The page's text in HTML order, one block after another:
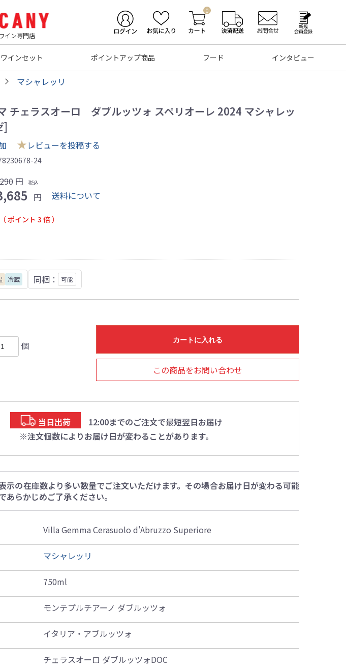
イン専門店
0
ワインセット ポイントアップ商品 フード インタビュー
マシャレッリ
チェラスオーロ ダブルッツォ スペリオーレ 2024 マシャレッ
]
★レビューを投稿する
24
円 税込
円
送料について
（ ポイント 3 倍 ）
冷蔵 同梱： 可能
個 カートに入れる
この商品をお問い合わせ
当日出荷
12:00までのご注文で最短翌日お届け
※注文個数によりお届け日が変わることがあります。
示の在庫数より多い数量でご注文いただけます。その場合お届け日が変わる可能
あらかじめご了承ください。
Villa Gemma Cerasuolo d'Abruzzo Superiore
マシャレッリ
750ml
モンテプルチアーノ ダブルッツォ
イタリア・アブルッツォ
チェラスオーロ ダブルッツォDOC